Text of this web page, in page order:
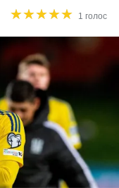
★★★★★
★★★★★ 1 голос